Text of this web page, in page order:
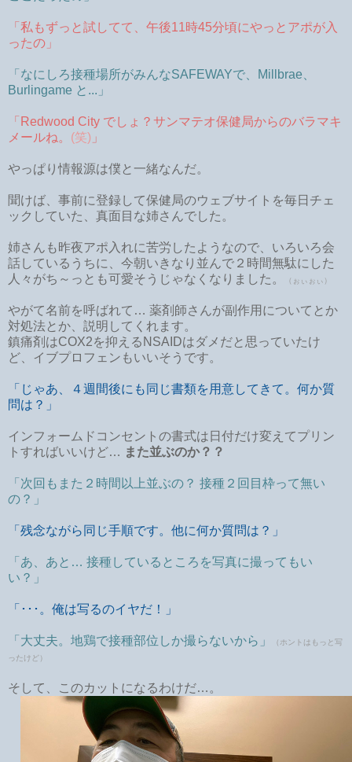
「私もずっと試してて、午後11時45分頃にやっとアポが入
ったの」
「なにしろ接種場所がみんなSAFEWAYで、Millbrae、
Burlingame と...」
「Redwood City でしょ？サンマテオ保健局からのバラマキ
メールね。 (笑) 」
やっぱり情報源は僕と一緒なんだ。
聞けば、事前に登録して保健局のウェブサイトを毎日チェ
ックしていた、真面目な姉さんでした。
姉さんも昨夜アポ入れに苦労したようなので、いろいろ会
話しているうちに、今朝いきなり並んで２時間無駄にした
人々がち～っとも可愛そうじゃなくなりました。
（ぉぃぉぃ）
やがて名前を呼ばれて… 薬剤師さんが副作用についてとか
対処法とか、説明してくれます。
鎮痛剤はCOX2を抑えるNSAIDはダメだと思っていたけ
ど、イブプロフェンもいいそうです。
「じゃあ、４週間後にも同じ書類を用意してきて。何か質
問は？」
インフォームドコンセントの書式は日付だけ変えてプリン
トすればいいけど… また並ぶのか？？
「次回もまた２時間以上並ぶの？ 接種２回目枠って無い
の？」
「残念ながら同じ手順です。他に何か質問は？」
「あ、あと… 接種しているところを写真に撮ってもい
い？」
「･･･。俺は写るのイヤだ！」
「大丈夫。地鶏で接種部位しか撮らないから」
（ホントはもっと写
ったけど）
そして、このカットになるわけだ…。